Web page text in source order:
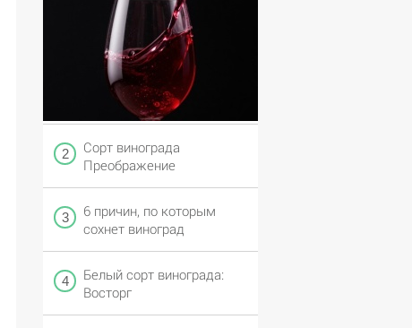
Сорт винограда
Преображение
6 причин, по которым
сохнет виноград
Белый сорт винограда:
Восторг